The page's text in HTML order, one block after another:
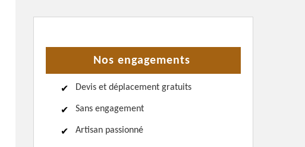
Nos engagements
Devis et déplacement gratuits
Sans engagement
Artisan passionné